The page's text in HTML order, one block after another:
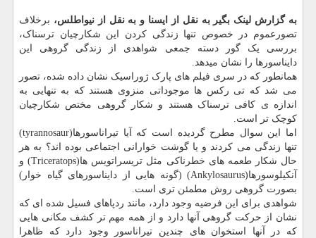
به گزارش لینک بگیر به نقل از ایسنا و به نقل از نیواطلس، برخلاف
تصورعموم در خصوص تنها زندگی کردن این شکارچیان ترسناک،
بررسی یک گور دسته جمعی شواهدی از زندگی گروهی این
دایناسورها را نشان میدهد.
همانطور که در سری فیلم های پارک ژوراسیک نشان داده شده، تصور
می شد که تی رکس ها موجوداتی منزوی هستند که به تنهایی به
اندازه ی کافی ترسناک هستند و شکار گروهی مختص شکارچیان
کوچک تر است.
اما این سوال مطرح گردیده است که آیا تیراناسورها(tyrannosaur)
تنها زندگی می کردند و یا گوشت خوارانی اجتماعی بوده اند؟ به هر
حال شکار طعمه های خطرناکی مثل تریسراتویس ها(Triceratops) و
آنکیلوسورها(Ankylosaurus) (گونه هایی از دایناسورهای گیاه خوار)
بصورت گروهی روش مطمئن تری است.
شواهدی برای این فرضیه وجود دارد، مانند ردپاهای فسیل شده ای که
نشان از حرکت گروهی آنها دارد و از همه مهم تر کشف مکانی هایی
که در آنها استخوان های چندین تیراناسور وجود دارد که ظاهرا